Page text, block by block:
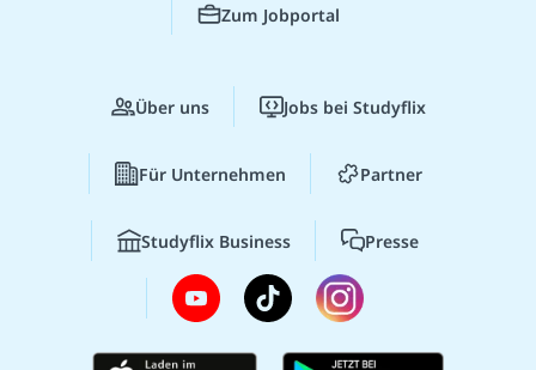
Zum Jobportal
Über uns Jobs bei Studyflix
Für Unternehmen Partner
Studyflix Business Presse